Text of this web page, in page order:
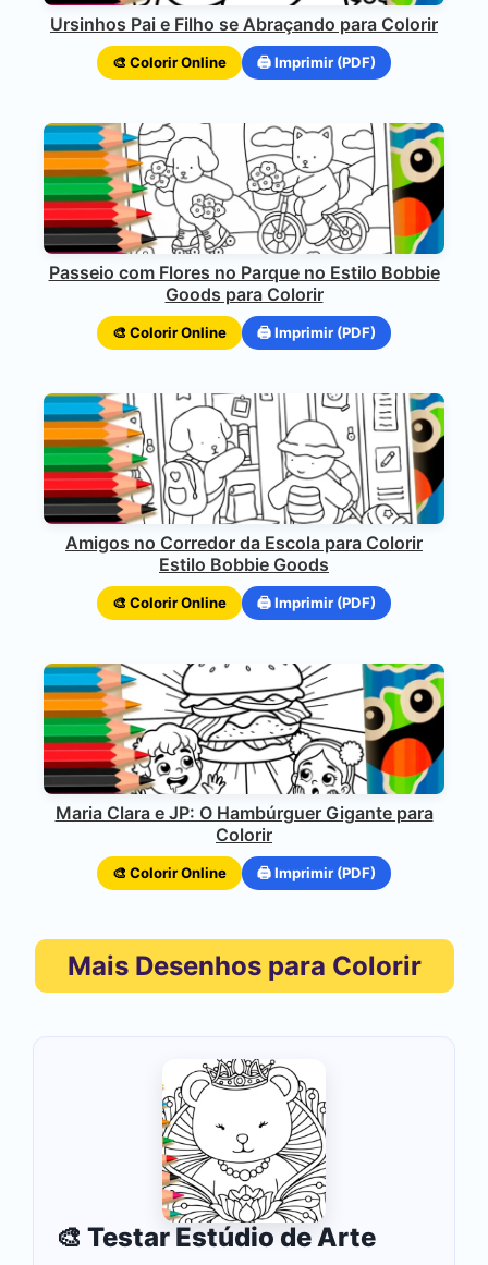
Ursinhos Pai e Filho se Abraçando para Colorir
🎨 Colorir Online 🖨️ Imprimir (PDF)
Passeio com Flores no Parque no Estilo Bobbie
Goods para Colorir
🎨 Colorir Online 🖨️ Imprimir (PDF)
Amigos no Corredor da Escola para Colorir
Estilo Bobbie Goods
🎨 Colorir Online 🖨️ Imprimir (PDF)
Maria Clara e JP: O Hambúrguer Gigante para
Colorir
🎨 Colorir Online 🖨️ Imprimir (PDF)
Mais Desenhos para Colorir
🎨 Testar Estúdio de Arte